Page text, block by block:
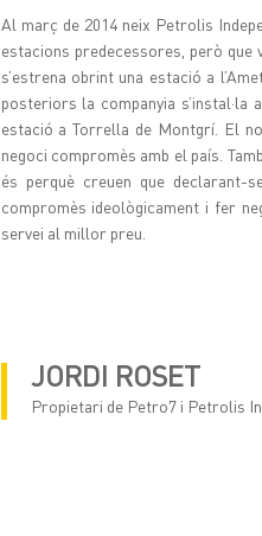
Al març de 2014 neix Petrolis
estacions predecessores, però que
s’estrena obrint una estació a
posteriors la companyia
estació a Torrella de Montgrí. El
negoci compromès amb el país.
és perquè creuen que declarant-
compromès ideològicament i fer
servei al millor preu.
JORDI ROSET
Propietari de Petro7 i Petrolis